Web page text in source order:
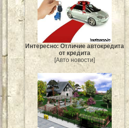
Интересно: Отличие автокредита
от кредита
[Авто новости]